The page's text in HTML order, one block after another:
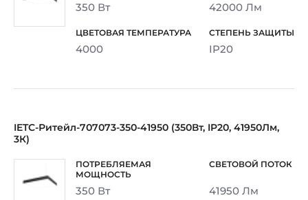
350 Вт 42000 Лм
4000 IP20
IETC-Ритейл-707073-350-41950 (350Вт, IP20, 41950Лм,
3К)
350 Вт 41950 Лм